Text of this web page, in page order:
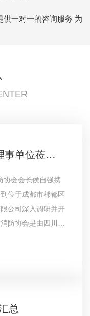
供一对一的咨询服务 为
四川省消防协会..及常务理事单位莅临参观四川摩天电缆有限公司
协会会长侯自强携
位于成都市郫都区
公司深入调研并开
防协会是由四川地
性、行业性、公益
总